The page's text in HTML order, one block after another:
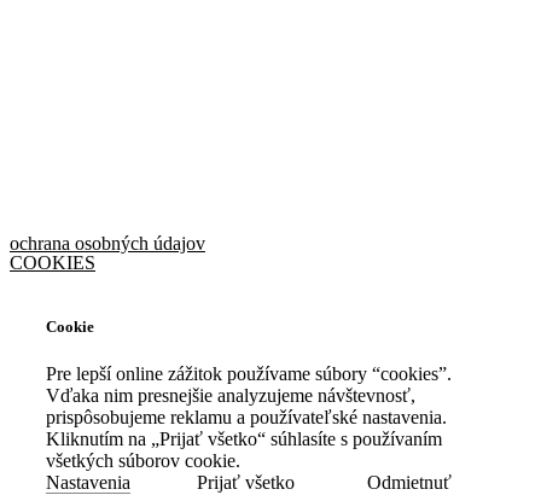
ochrana osobných údajov
COOKIES
Cookie
Pre lepší online zážitok používame súbory “cookies”.
Vďaka nim presnejšie analyzujeme návštevnosť,
prispôsobujeme reklamu a používateľské nastavenia.
Kliknutím na „Prijať všetko“ súhlasíte s používaním
všetkých súborov cookie.
Nastavenia
Prijať všetko Odmietnuť